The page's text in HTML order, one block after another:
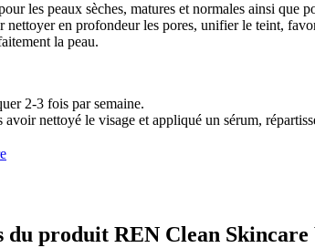
les peaux sèches, matures et normales ainsi
en profondeur les pores, unifier le teint,
la peau.
2-3 fois par semaine.
avoir nettoyé le visage et appliqué un sérum,
du produit REN Clean